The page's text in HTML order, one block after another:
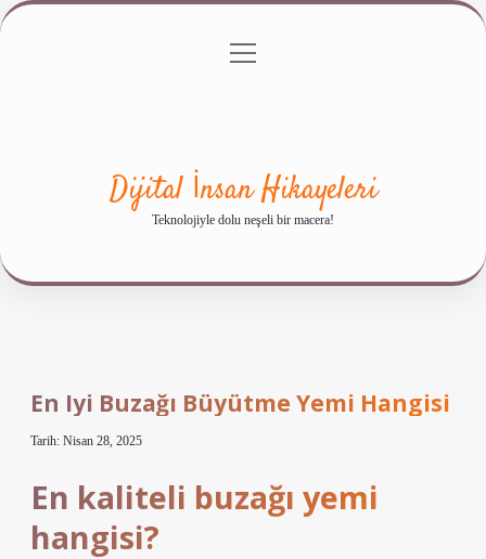
Gizlilik Politikası
menüyü
Dijital İnsan Hikayeleri
Teknolojiyle dolu neşeli bir macera!
En Iyi Buzağı Büyütme Yemi Hangisi
Tarih: Nisan 28, 2025
En kaliteli buzağı yemi
hangisi?